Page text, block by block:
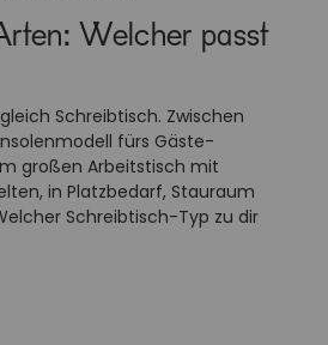
Welcher passt
Schreibtisch. Zwischen
fürs Gäste-
großen Arbeitstisch mit
in Platzbedarf, Stauraum
Schreibtisch-Typ zu dir